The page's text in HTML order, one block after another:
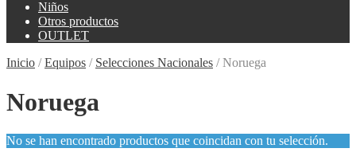
Niños
Otros productos
OUTLET
Inicio /Equipos / Selecciones Nacionales /Noruega
Noruega
No se han encontrado productos que coincidan con tu selección.